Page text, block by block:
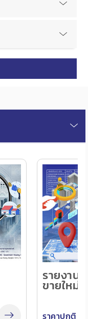
รายงาน
ขายใหม่
ราคาปกติ :